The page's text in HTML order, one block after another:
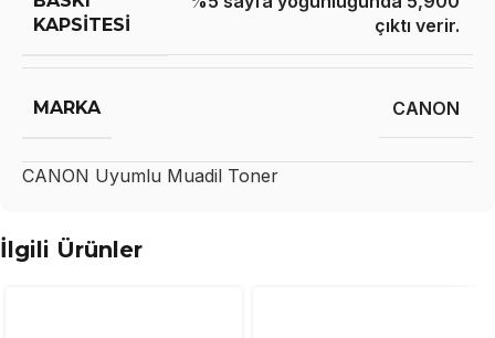
KAPSITESI
çıktı verir.
MARKA CANON
CANON Uyumlu Muadil Toner
İlgili Ürünler